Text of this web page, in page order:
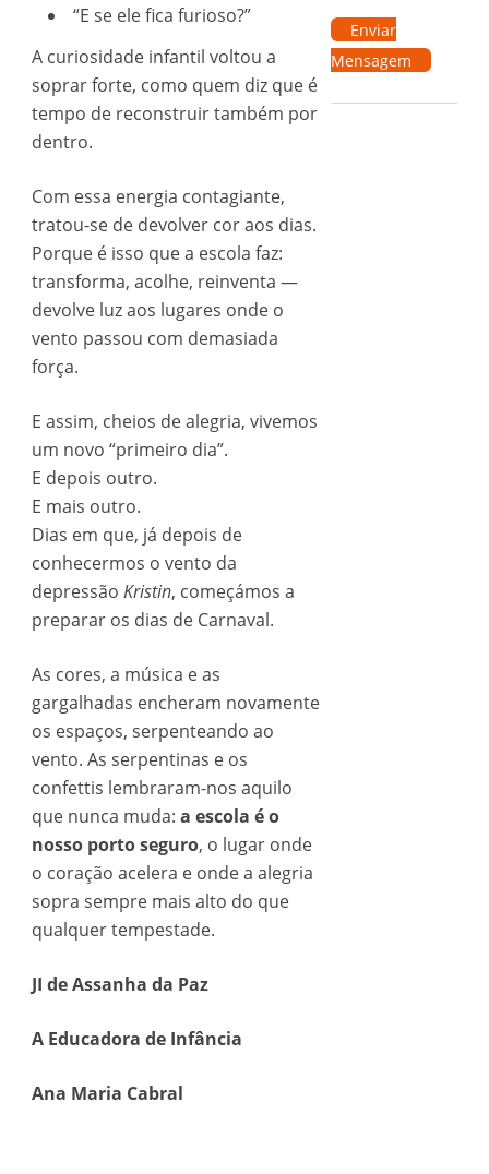
“E se ele fica furioso?”
A curiosidade infantil voltou a
soprar forte, como quem diz que é
tempo de reconstruir também por
dentro.
Com essa energia contagiante,
tratou-se de devolver cor aos dias.
Porque é isso que a escola faz:
transforma, acolhe, reinventa —
devolve luz aos lugares onde o
vento passou com demasiada
força.
E assim, cheios de alegria, vivemos
um novo “primeiro dia”.
E depois outro.
E mais outro.
Dias em que, já depois de
conhecermos o vento da
depressão Kristin, começámos a
preparar os dias de Carnaval.
As cores, a música e as
gargalhadas encheram novamente
os espaços, serpenteando ao
vento. As serpentinas e os
confettis lembraram-nos aquilo
que nunca muda: a escola é o
nosso porto seguro, o lugar onde
o coração acelera e onde a alegria
sopra sempre mais alto do que
qualquer tempestade.
JI de Assanha da Paz
A Educadora de Infância
Ana Maria Cabral
Enviar
Mensagem